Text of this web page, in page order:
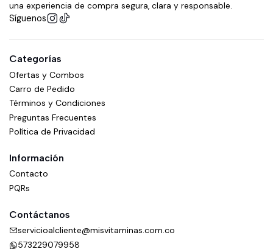
una experiencia de compra segura, clara y responsable.
Síguenos
Categorías
Ofertas y Combos
Carro de Pedido
Términos y Condiciones
Preguntas Frecuentes
Política de Privacidad
Información
Contacto
PQRs
Contáctanos
servicioalcliente@misvitaminas.com.co
573229079958